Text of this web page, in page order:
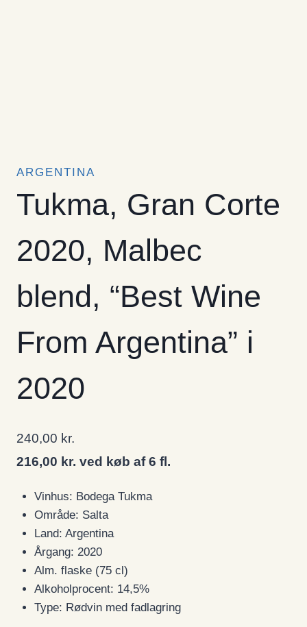
ARGENTINA
Tukma, Gran Corte
2020, Malbec
blend, “Best Wine
From Argentina” i
2020
240,00 kr.
216,00 kr. ved køb af 6 fl.
Vinhus: Bodega Tukma
Område: Salta
Land: Argentina
Årgang: 2020
Alm. flaske (75 cl)
Alkoholprocent: 14,5%
Type: Rødvin med fadlagring